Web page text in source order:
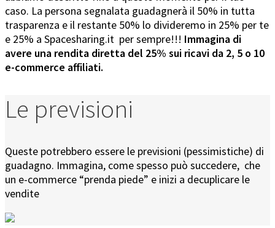
caso. La persona segnalata guadagnerà il 50% in tutta
trasparenza e il restante 50% lo divideremo in 25% per te
e 25% a Spacesharing.it per sempre!!! Immagina di
avere una rendita diretta del 25% sui ricavi da 2, 5 o 10
e-commerce affiliati.
Le previsioni
Queste potrebbero essere le previsioni (pessimistiche) di
guadagno. Immagina, come spesso può succedere, che
un e-commerce “prenda piede” e inizi a decuplicare le
vendite